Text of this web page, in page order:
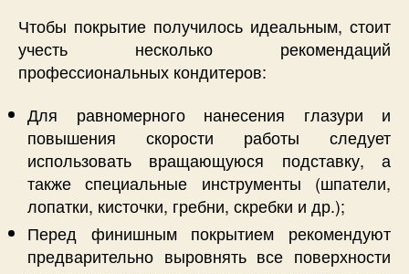
Чтобы покрытие получилось идеальным, стоит
учесть несколько рекомендаций
профессиональных кондитеров:
Для равномерного нанесения глазури и
повышения скорости работы следует
использовать вращающуюся подставку, а
также специальные инструменты (шпатели,
лопатки, кисточки, гребни, скребки и др.);
Перед финишным покрытием рекомендуют
предварительно выровнять все поверхности